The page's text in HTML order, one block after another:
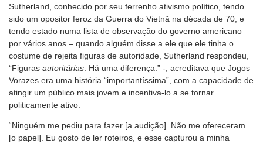
Sutherland, conhecido por seu ferrenho ativismo político, tendo
sido um opositor feroz da Guerra do Vietnã na década de 70, e
tendo estado numa lista de observação do governo americano
por vários anos – quando alguém disse a ele que ele tinha o
costume de rejeita figuras de autoridade, Sutherland respondeu,
“Figuras autoritárias. Há uma diferença.” -, acreditava que Jogos
Vorazes era uma história “importantíssima”, com a capacidade de
atingir um público mais jovem e incentiva-lo a se tornar
politicamente ativo:
“Ninguém me pediu para fazer [a audição]. Não me ofereceram
[o papel]. Eu gosto de ler roteiros, e esse capturou a minha